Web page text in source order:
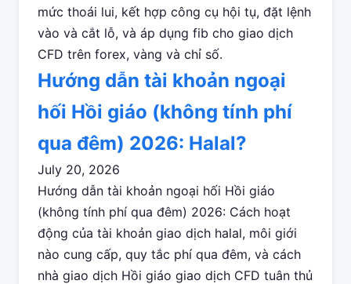
mức thoái lui, kết hợp công cụ hội tụ, đặt lệnh
vào và cắt lỗ, và áp dụng fib cho giao dịch
CFD trên forex, vàng và chỉ số.
Hướng dẫn tài khoản ngoại
hối Hồi giáo (không tính phí
qua đêm) 2026: Halal?
July 20, 2026
Hướng dẫn tài khoản ngoại hối Hồi giáo
(không tính phí qua đêm) 2026: Cách hoạt
động của tài khoản giao dịch halal, môi giới
nào cung cấp, quy tắc phí qua đêm, và cách
nhà giao dịch Hồi giáo giao dịch CFD tuân thủ